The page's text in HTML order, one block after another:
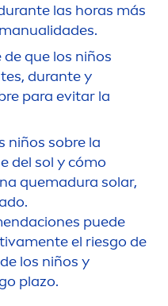
las horas más
que los niños
durante y
para evitar la
niños sobre la
del sol y cómo
quemadura solar,
daciones puede
mente el riesgo de
los niños y
plazo.